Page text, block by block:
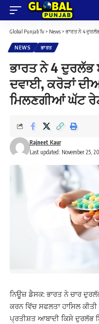
Global Punjab Tv > News > ਭਾਰਤ ਨੇ 4 ਦੁਰਲੱਭ
NEWS ਭਾਰਤ
ਭਾਰਤ ਨੇ 4
ਦਵਾਈ, ਕਰੋੜਾਂ
ਮਿਲਣਗੀਆਂ ਘੱਟ
Last updated: November 25,
Rajneet Kaur
ਨਿਊਜ਼ ਡੈਸਕ: ਭਾਰਤ ਨੇ ਚਾਰ
ਕਰਨ ਵਿੱਚ ਸਫਲਤਾ ਹਾਸਿਲ
ਪ੍ਰਤੀਸ਼ਤ ਆਬਾਦੀ ਕਿਸੇ ਦੁਰਲੱਭ